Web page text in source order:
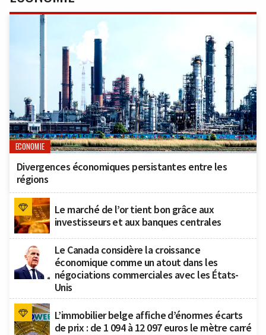
ECONOMIE
Divergences économiques persistantes entre les
régions
Le marché de l’or tient bon grâce aux
investisseurs et aux banques centrales
Le Canada considère la croissance
économique comme un atout dans les
négociations commerciales avec les États-
Unis
L’immobilier belge affiche d’énormes écarts
de prix : de 1 094 à 12 097 euros le mètre carré